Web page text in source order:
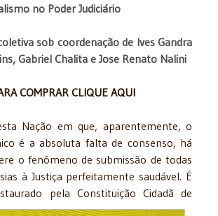
no Poder Judiciário
sob coordenação de Ives Gandra
Gabriel Chalita e Jose Renato Nalini
COMPRAR CLIQUE AQUI
Nação em que, aparentemente, o
é a absoluta falta de consenso, há
o fenômeno de submissão de todas
à Justiça perfeitamente saudável. É
pela Constituição Cidadã de